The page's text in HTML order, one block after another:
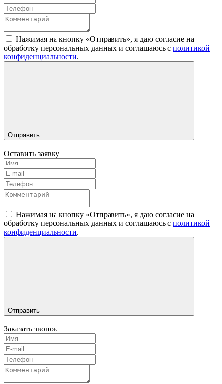
Нажимая на кнопку «Отправить», я даю согласие на
обработку персональных данных и соглашаюсь c политикой
конфиденциальности.
Отправить
Оставить заявку
Нажимая на кнопку «Отправить», я даю согласие на
обработку персональных данных и соглашаюсь c политикой
конфиденциальности.
Отправить
Заказать звонок